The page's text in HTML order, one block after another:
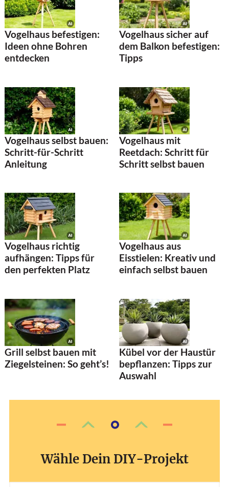
Vogelhaus befestigen:
Ideen ohne Bohren
entdecken
Vogelhaus sicher auf
dem Balkon befestigen:
Tipps
Vogelhaus selbst bauen:
Schritt-für-Schritt
Anleitung
Vogelhaus mit
Reetdach: Schritt für
Schritt selbst bauen
Vogelhaus richtig
aufhängen: Tipps für
den perfekten Platz
Vogelhaus aus
Eisstielen: Kreativ und
einfach selbst bauen
Grill selbst bauen mit
Ziegelsteinen: So geht’s!
Kübel vor der Haustür
bepflanzen: Tipps zur
Auswahl
Wähle Dein DIY-Projekt